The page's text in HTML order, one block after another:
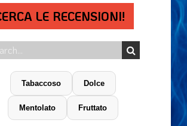
LE RECENSIONI!
Tabaccoso Dolce
Mentolato Fruttato